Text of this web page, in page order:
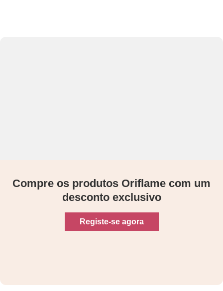
Compre os produtos Oriflame com um
desconto exclusivo
Registe-se agora